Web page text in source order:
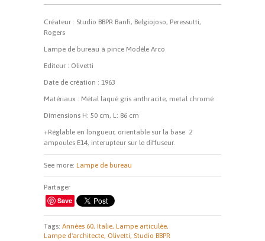
Créateur : Studio BBPR Banfi, Belgiojoso, Peressutti,
Rogers
Lampe de bureau à pince Modèle Arco
Editeur : Olivetti
Date de création : 1963
Matériaux : Métal laqué gris anthracite, metal chromé
Dimensions H: 50 cm, L: 86 cm
+Réglable en longueur, orientable sur la base 2
ampoules E14, interupteur sur le diffuseur.
See more: Lampe de bureau
Partager
Save
Tags: Années 60, Italie, Lampe articulée,
Lampe d'architecte, Olivetti, Studio BBPR